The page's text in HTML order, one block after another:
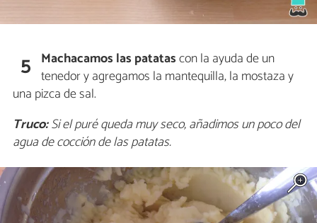
5 Machacamos las patatascon la ayuda de un
tenedor y agregamos la mantequilla, la mostaza y
una pizca de sal.
Truco:Si el puré queda muy seco, añadimos un poco del
agua de cocción de las patatas.